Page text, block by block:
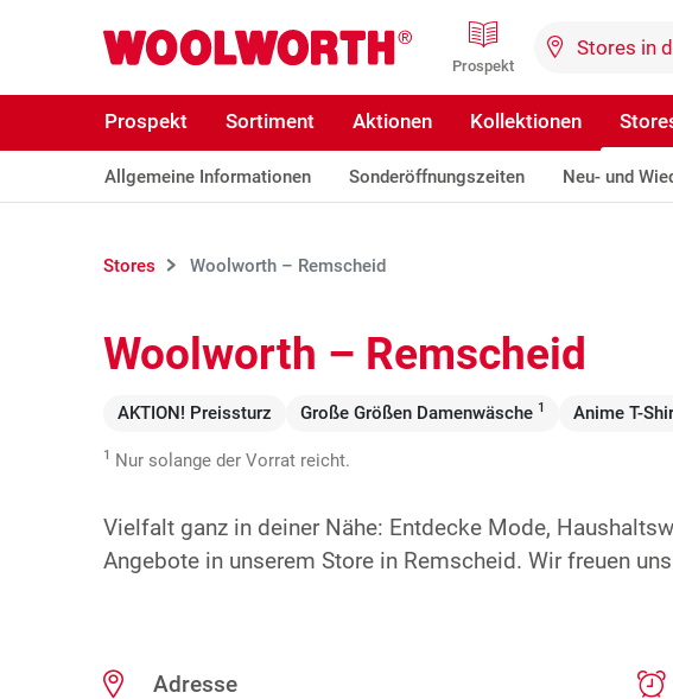
Woolworth GmbH Prospekt
Prospekt Sortiment Aktionen Kollektionen
Allgemeine Informationen Sonderöffnungszeiten Neu- und
Stores Woolworth – Remscheid
Woolworth – Remscheid
AKTION! Preissturz Große Größen Damenwäsche 1 Anime T-
1 Nur solange der Vorrat reicht.
Vielfalt ganz in deiner Nähe: Entdecke Mode,
Angebote in unserem Store in Remscheid. Wir freuen
Adresse